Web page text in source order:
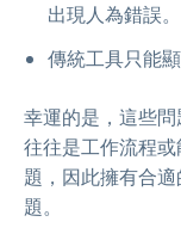
出現人為錯誤。
傳統工具只能
幸運的是，這些
往往是工作流程
題，因此擁有合適
題。